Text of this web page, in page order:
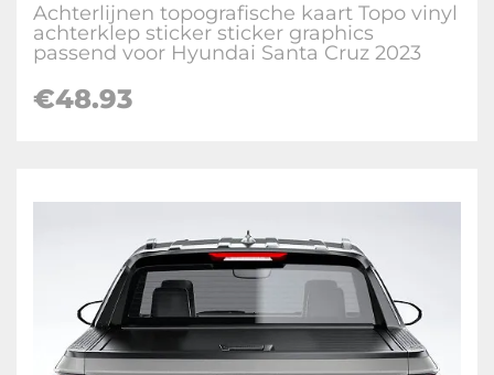
Achterlijnen topografische kaart Topo vinyl
achterklep sticker sticker graphics
passend voor Hyundai Santa Cruz 2023
€48.93